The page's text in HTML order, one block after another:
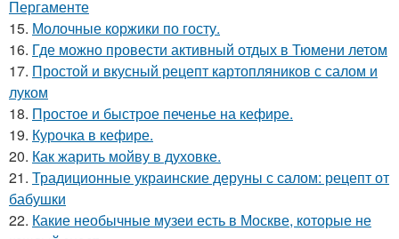
Пергаменте
15. Молочные коржики по госту.
16. Где можно провести активный отдых в Тюмени летом
17. Простой и вкусный рецепт картопляников с салом и
луком
18. Простое и быстрое печенье на кефире.
19. Курочка в кефире.
20. Как жарить мойву в духовке.
21. Традиционные украинские деруны с салом: рецепт от
бабушки
22. Какие необычные музеи есть в Москве, которые не